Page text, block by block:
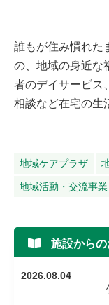
誰もが住み慣れた
の、地域の身近な
者のデイサービス
相談など在宅の生
地域ケアプラザ
地域活動・交流事業
施設から
2026.08.04